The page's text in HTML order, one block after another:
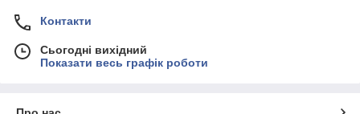
Контакти
Сьогодні вихідний
Показати весь графік роботи